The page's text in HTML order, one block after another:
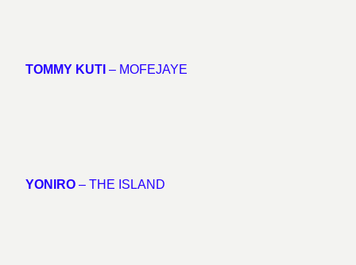
TOMMY KUTI – MOFEJAYE
YONIRO – THE ISLAND